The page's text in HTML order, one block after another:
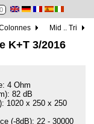
Mid .. Tri
K+T 3/2016
4 Ohm
82 dB
1020 x 250 x 250
(-8dB): 22 - 30000